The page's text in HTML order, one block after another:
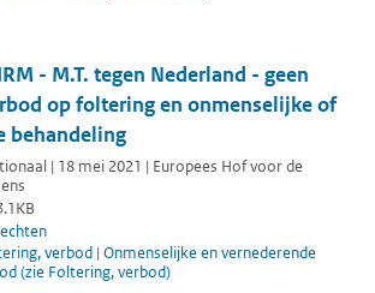
- M.T. tegen Nederland - geen
op foltering en onmenselijke of
behandeling
| 18 mei 2021 | Europees Hof voor de
verbod | Onmenselijke en vernederende
(zie Foltering, verbod)